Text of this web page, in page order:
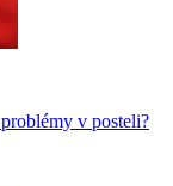
v posteli?